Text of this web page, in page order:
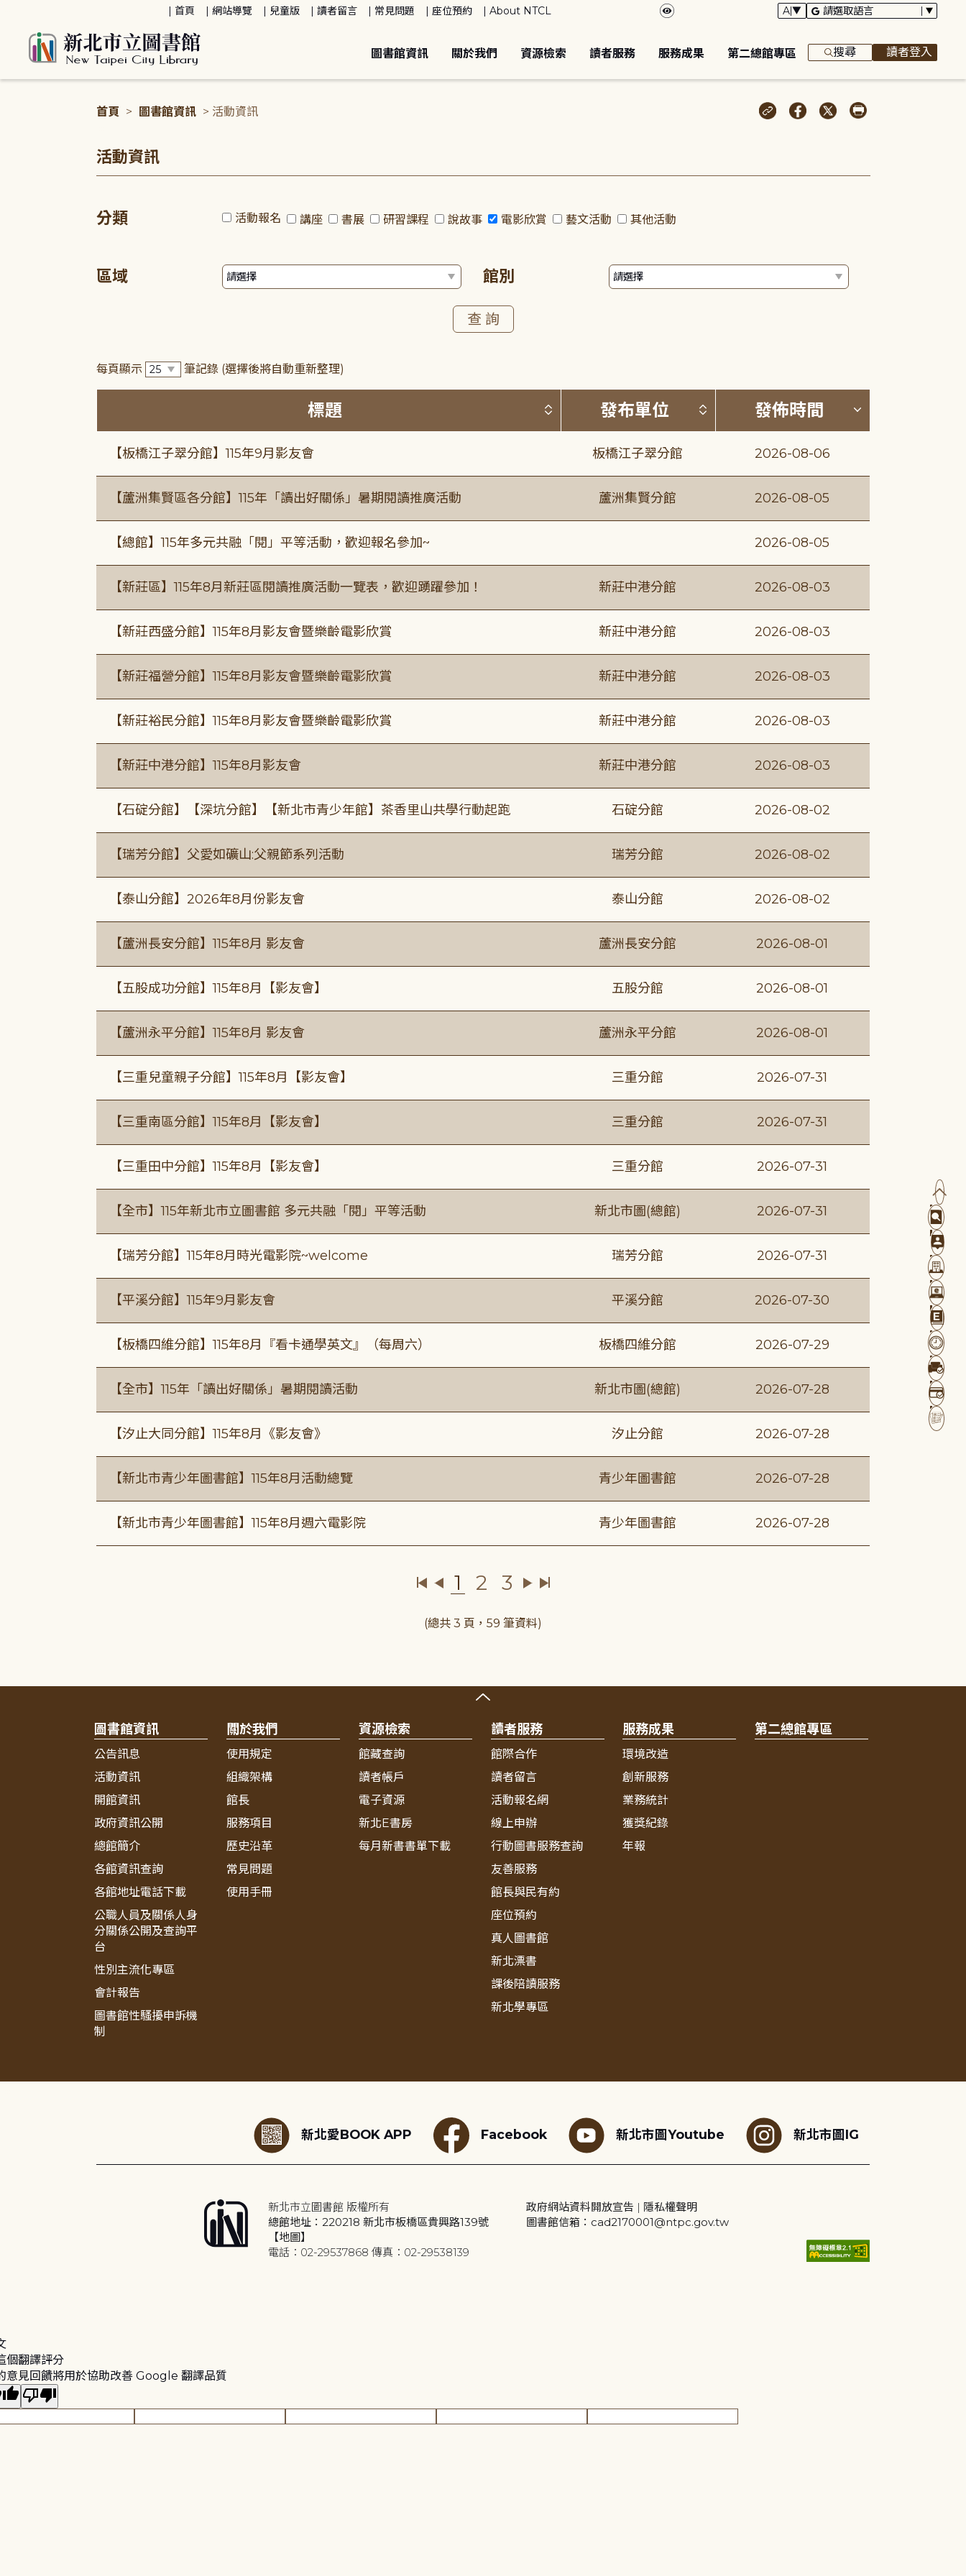
首頁 網站導覽 兒童版 讀者留言 常見問題 座位預約 About NTCL
圖書館資訊 關於我們 資源檢索 讀者服務 服務成果 第二總館專區 搜尋 讀者登入
首頁 > 圖書館資訊 > 活動資訊
活動資訊
分類 活動報名 講座 書展 研習課程 說故事 電影欣賞 藝文活動 其他活動
區域 館別
每頁顯示 筆記錄 (選擇後將自動重新整理)
標題 按標題排序 (升降冪)
發布單位 按發布單位排序 (升降冪)
發佈時間 按發佈時間
【板橋江子翠分館】115年9月影友會 板橋江子翠分館 2026-08-06
【蘆洲集賢區各分館】115年「讀出好關係」暑期閱讀推廣活動 蘆洲集賢分館 2026-08-05
【總館】115年多元共融「閱」平等活動，歡迎報名參加~ 2026-08-05
【新莊區】115年8月新莊區閱讀推廣活動一覽表，歡迎踴躍參加！ 新莊中港分館 2026-08-03
【新莊西盛分館】115年8月影友會暨樂齡電影欣賞 新莊中港分館 2026-08-03
【新莊福營分館】115年8月影友會暨樂齡電影欣賞 新莊中港分館 2026-08-03
【新莊裕民分館】115年8月影友會暨樂齡電影欣賞 新莊中港分館 2026-08-03
【新莊中港分館】115年8月影友會 新莊中港分館 2026-08-03
【石碇分館】【深坑分館】【新北市青少年館】茶香里山共學行動起跑 石碇分館 2026-08-02
【瑞芳分館】父愛如礦山:父親節系列活動 瑞芳分館 2026-08-02
【泰山分館】2026年8月份影友會 泰山分館 2026-08-02
【蘆洲長安分館】115年8月 影友會 蘆洲長安分館 2026-08-01
【五股成功分館】115年8月【影友會】 五股分館 2026-08-01
【蘆洲永平分館】115年8月 影友會 蘆洲永平分館 2026-08-01
【三重兒童親子分館】115年8月【影友會】 三重分館 2026-07-31
【三重南區分館】115年8月【影友會】 三重分館 2026-07-31
【三重田中分館】115年8月【影友會】 三重分館 2026-07-31
【全市】115年新北市立圖書館 多元共融「閱」平等活動 新北市圖(總館) 2026-07-31
【瑞芳分館】115年8月時光電影院~welcome 瑞芳分館 2026-07-31
【平溪分館】115年9月影友會 平溪分館 2026-07-30
【板橋四維分館】115年8月『看卡通學英文』（每周六） 板橋四維分館 2026-07-29
【全市】115年「讀出好關係」暑期閱讀活動 新北市圖(總館) 2026-07-28
【汐止大同分館】115年8月《影友會》 汐止分館 2026-07-28
【新北市青少年圖書館】115年8月活動總覽 青少年圖書館 2026-07-28
【新北市青少年圖書館】115年8月週六電影院 青少年圖書館 2026-07-28
1 2 3
(總共 3 頁，59 筆資料)
圖書館資訊
公告訊息
活動資訊
開館資訊
政府資訊公開
總館簡介
各館資訊查詢
各館地址電話下載
公職人員及關係人身
分關係公開及查詢平
台
性別主流化專區
會計報告
圖書館性騷擾申訴機
制
關於我們
使用規定
組織架構
館長
服務項目
歷史沿革
常見問題
使用手冊
資源檢索
館藏查詢
讀者帳戶
電子資源
新北E書房
每月新書書單下載
讀者服務
館際合作
讀者留言
活動報名網
線上申辦
行動圖書服務查詢
友善服務
館長與民有約
座位預約
真人圖書館
新北漂書
課後陪讀服務
新北學專區
服務成果
環境改造
創新服務
業務統計
獲獎紀錄
年報
第二總館專區
新北愛BOOK APP Facebook 新北市圖Youtube 新北市圖IG
新北市立圖書館 版權所有
總館地址：220218 新北市板橋區貴興路139號
【地圖】
電話：02-29537868 傳真：02-29538139
政府網站資料開放宣告 | 隱私權聲明
圖書館信箱：cad2170001@ntpc.gov.tw
個翻譯評分
意見回饋將用於協助改善 Google 翻譯品質